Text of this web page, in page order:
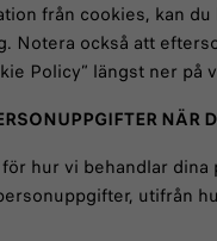
från cookies, kan
Notera också att
Policy” längst ner på
NÄR
hur vi behandlar
utifrån